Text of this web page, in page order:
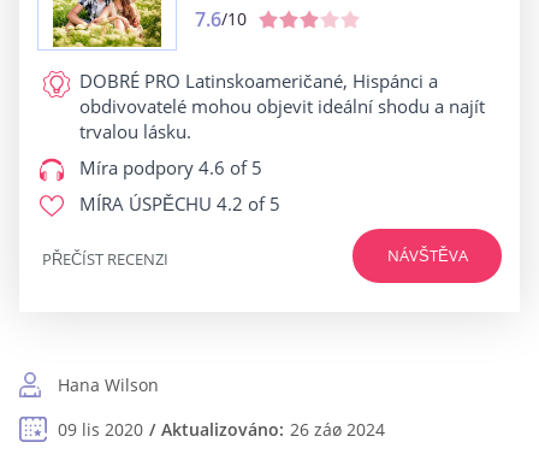
7.6/10
DOBRÉ PRO Latinskoameričané, Hispánci a
obdivovatelé mohou objevit ideální shodu a najít
trvalou lásku.
Míra podpory 4.6 of 5
MÍRA ÚSPĚCHU 4.2 of 5
NÁVŠTĚVA
PŘEČÍST RECENZI
Hana Wilson
09 lis 2020
Aktualizováno: 26 záø 2024